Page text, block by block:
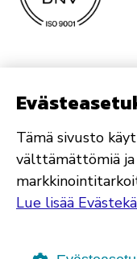
Tämä sivusto
välttämättömiä ja
Lue lisää